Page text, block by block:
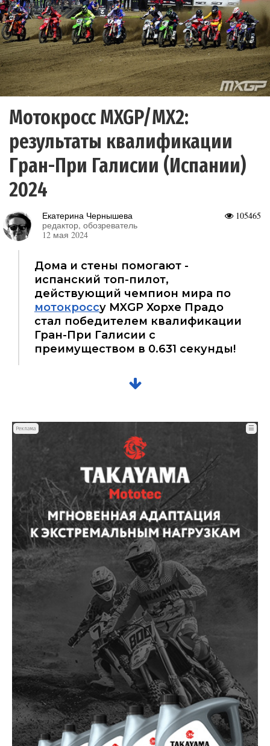
Мотокросс MXGP/MX2:
результаты квалификации
Гран-При Галисии (Испании)
2024
105465
Екатерина Чернышева
редактор, обозреватель
12 мая 2024
Дома и стены помогают -
испанский топ-пилот,
действующий чемпион мира по
мотокроссу MXGP Хорхе Прадо
стал победителем квалификации
Гран-При Галисии с
преимуществом в 0.631 секунды!
Реклама ☰